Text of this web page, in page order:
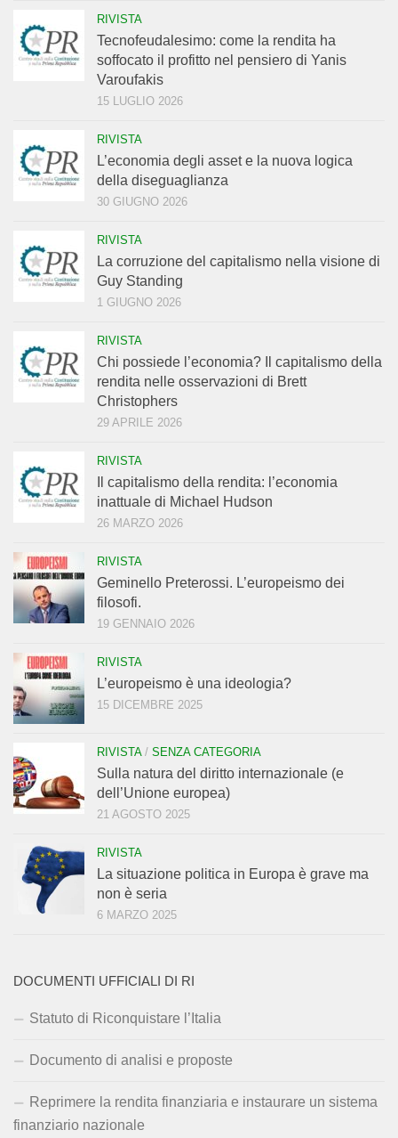
RIVISTA
Tecnofeudalesimo: come la rendita ha
soffocato il profitto nel pensiero di Yanis
Varoufakis
15 LUGLIO 2026
RIVISTA
L’economia degli asset e la nuova logica
della diseguaglianza
30 GIUGNO 2026
RIVISTA
La corruzione del capitalismo nella visione di
Guy Standing
1 GIUGNO 2026
RIVISTA
Chi possiede l’economia? Il capitalismo della
rendita nelle osservazioni di Brett
Christophers
29 APRILE 2026
RIVISTA
Il capitalismo della rendita: l’economia
inattuale di Michael Hudson
26 MARZO 2026
RIVISTA
Geminello Preterossi. L’europeismo dei
filosofi.
19 GENNAIO 2026
RIVISTA
L’europeismo è una ideologia?
15 DICEMBRE 2025
RIVISTA/ SENZA CATEGORIA
Sulla natura del diritto internazionale (e
dell’Unione europea)
21 AGOSTO 2025
RIVISTA
La situazione politica in Europa è grave ma
non è seria
6 MARZO 2025
DOCUMENTI UFFICIALI DI RI
Statuto di Riconquistare l’Italia
Documento di analisi e proposte
Reprimere la rendita finanziaria e instaurare un sistema
finanziario nazionale